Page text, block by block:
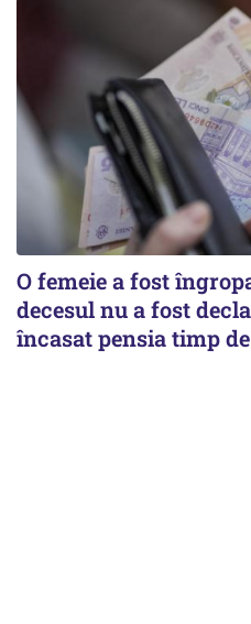
O femeie a fost
decesul nu a fost
încasat pensia timp